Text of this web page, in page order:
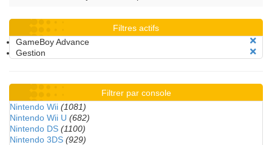
Filtres actifs
GameBoy Advance
Gestion
Filtrer par console
Nintendo Wii (1081)
Nintendo Wii U (682)
Nintendo DS (1100)
Nintendo 3DS (929)